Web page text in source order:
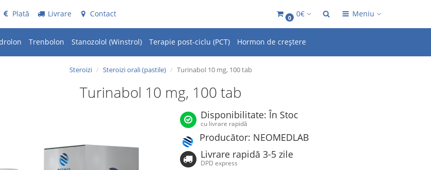
Plată Livrare Contact 0 0€ Meniu
Trenbolon Stanozolol (Winstrol) Terapie post-ciclu (PCT) Hormon de creștere
Steroizi Steroizi orali​ (pastile) Turinabol 10 mg, 100 tab
Turinabol 10 mg, 100 tab
Disponibilitate: În Stoc
cu livrare rapidă
Producător: NEOMEDLAB
Livrare rapidă 3-5 zile
DPD express